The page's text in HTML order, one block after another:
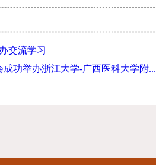
交流学习
功举办浙江大学-广西医科大学附...